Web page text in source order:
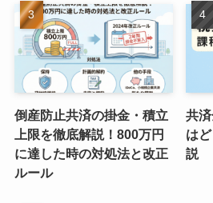
倒産防止共済の掛金・積立
上限を徹底解説！800万円
に達した時の対処法と改正
ルール
共
は
説